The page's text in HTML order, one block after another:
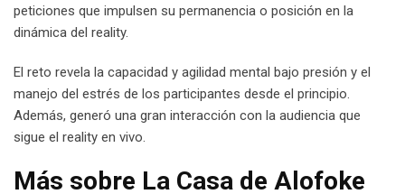
peticiones que impulsen su permanencia o posición en la
dinámica del reality.
El reto revela la capacidad y agilidad mental bajo presión y el
manejo del estrés de los participantes desde el principio.
Además, generó una gran interacción con la audiencia que
sigue el reality en vivo.
Más sobre La Casa de Alofoke